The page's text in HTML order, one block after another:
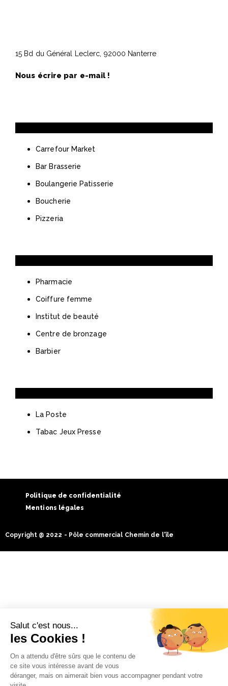
15 Bd du Général Leclerc, 92000 Nanterre
Nous écrire par e-mail !
Carrefour Market
Bar Brasserie
Boulangerie Patisserie
Boucherie
Pizzeria
Pharmacie
Coiffure femme
Institut de beauté
Centre de bronzage
Barbier
La Poste
Tabac Jeux Presse
Copyright @ 2022 - Pôle commercial Chemin de l'île
Politique de confidentialité
Mentions légales